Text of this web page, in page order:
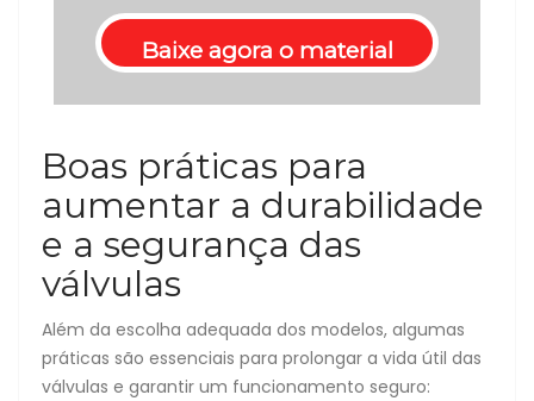
Baixe agora o material
Boas práticas para
aumentar a durabilidade
e a segurança das
válvulas
Além da escolha adequada dos modelos, algumas
práticas são essenciais para prolongar a vida útil das
válvulas e garantir um funcionamento seguro: